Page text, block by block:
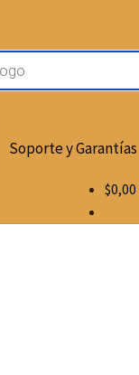
Soporte y Garantías
$0,00